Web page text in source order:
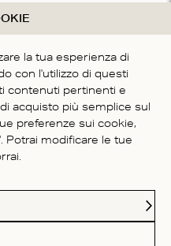
ne pensi
SCRIVERE
la tua esperienza di
con l'utilizzo di questi
contenuti pertinenti e
acquisto più semplice sul
preferenze sui cookie,
Potrai modificare le tue